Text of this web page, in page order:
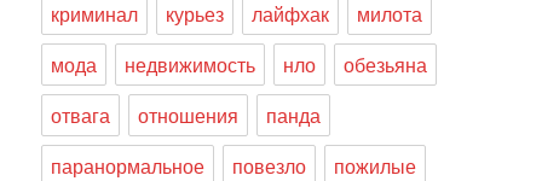
криминал
курьез лайфхак
милота
мода
недвижимость нло
обезьяна
отвага
отношения
панда
паранормальное
повезло
пожилые